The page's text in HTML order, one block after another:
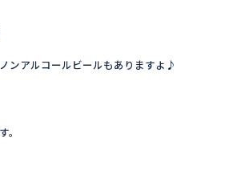
ンアルコールビールもありますよ♪